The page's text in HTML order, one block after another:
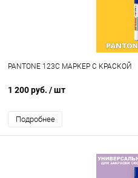
PANTONE 123C МАРКЕР С КРАСКОЙ
1 200 руб. / шт
Подробнее